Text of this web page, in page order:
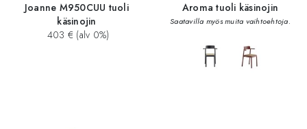
Joanne M950CUU tuoli
käsinojin
403 € (alv 0%)
Aroma tuoli käsinojin
Saatavilla myös muita vaihtoehtoja.